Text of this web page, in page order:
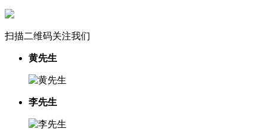
扫描二维码关注我们
黄先生
李先生